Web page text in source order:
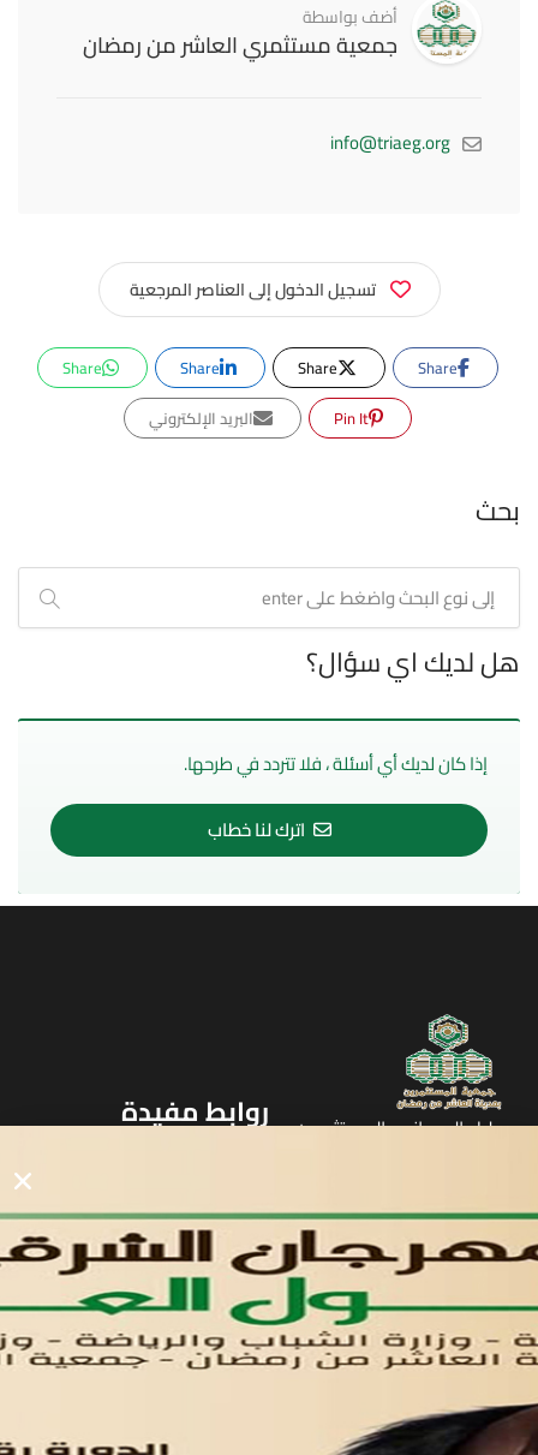
أضف بواسطة
جمعية مستثمري العاشر من رمضان
info@triaeg.org
تسجيل الدخول إلى العناصر المرجعية
Share
Share
Share
Share
Pin It
البريد الإلكتروني
بحث
هل لديك اي سؤال؟
إذا كان لديك أي أسئلة ، فلا تتردد في طرحها.
اترك لنا خطاب
دليل المصانع والمستثمرين
روابط مفيدة
لوحه التحكم
اتصل بنا
تواصل معنا